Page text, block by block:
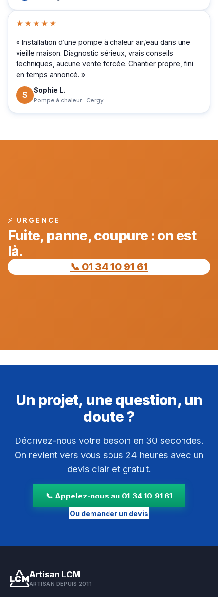
★★★★★
« Installation d’une pompe à chaleur air/eau dans une
vieille maison. Diagnostic sérieux, vrais conseils
techniques, aucune vente forcée. Chantier propre, fini
en temps annoncé. »
S Sophie L.
Pompe à chaleur · Cergy
⚡ URGENCE
Fuite, panne, coupure : on est
là.
📞 01 34 10 91 61
Un projet, une question, un
doute ?
Décrivez-nous votre besoin en 30 secondes.
On revient vers vous sous 24 heures avec un
devis clair et gratuit.
📞 Appelez-nous au 01 34 10 91 61
Ou demander un devis
Artisan LCM
ARTISAN DEPUIS 2011